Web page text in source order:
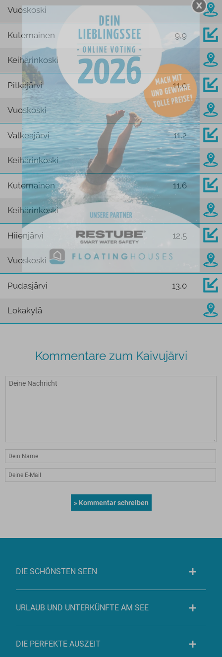
Vuoskoski
Kutemainen 9,9
Keihärinkoski
Pitkäjärvi 11,0
Vuoskoski
Valkeajärvi 11,2
Keihärinkoski
Kutemainen 11,6
Keihärinkoski
Hiienjärvi 12,5
Vuoskoski
Pudasjärvi 13,0
Lokakylä
Kommentare zum Kaivujärvi
DIE SCHÖNSTEN SEEN
URLAUB UND UNTERKÜNFTE AM SEE
DIE PERFEKTE AUSZEIT